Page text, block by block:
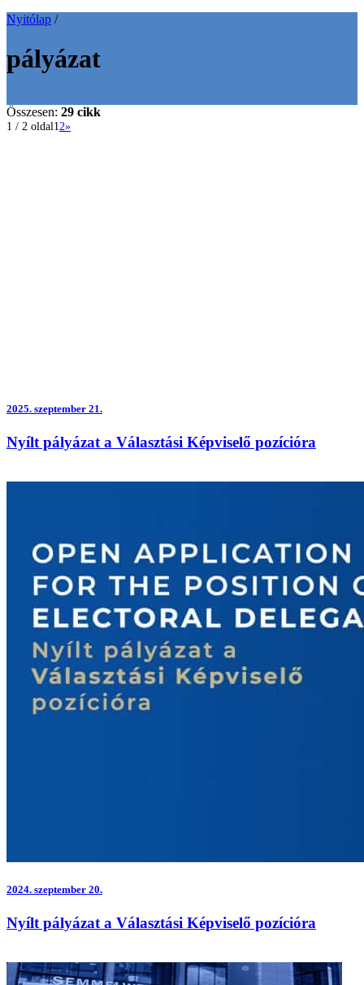
Nyitólap /
pályázat
Összesen: 29 cikk
1 / 2 oldal12»
2025. szeptember 21.
Nyílt pályázat a Választási Képviselő pozícióra
2024. szeptember 20.
Nyílt pályázat a Választási Képviselő pozícióra